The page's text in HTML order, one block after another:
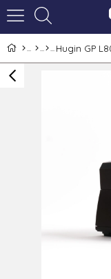
Hugin GP